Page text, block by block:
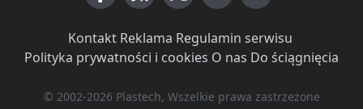
Kontakt· Reklama Regulamin serwisu
Polityka prywatności i cookies O nas Do ściągnięcia
© 2002-2026 Plastech, Wszelkie prawa zastrzeżone